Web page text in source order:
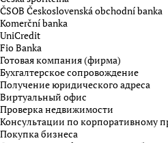
ČSOB Československá obchodní banka
Komerční banka
UniCredit
Fio Banka
Готовая компания (фирма)
Бухгалтерское сопровождение
Получение юридического адреса
Виртуальный офис
Проверка недвижимости
Консультации по корпоративному
Покупка бизнеса